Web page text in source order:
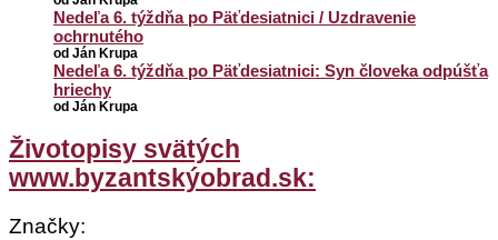
Nedeľa 6. týždňa po Päťdesiatnici / Uzdravenie
ochrnutého
od Ján Krupa
Nedeľa 6. týždňa po Päťdesiatnici: Syn človeka odpúšťa
hriechy
od Ján Krupa
Životopisy svätých
www.byzantskýobrad.sk:
Značky: